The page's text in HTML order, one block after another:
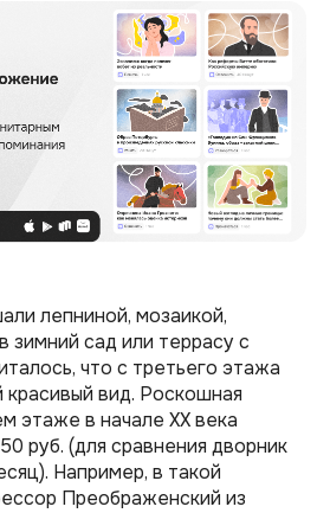
лепниной, мозаикой,
зимний сад или террасу с
что с третьего этажа
вид. Роскошная
этаже в начале XX века
руб. (для сравнения дворник
Например, в такой
Преображенский из